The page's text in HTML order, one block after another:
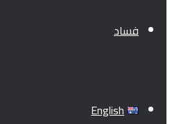
فساد
English